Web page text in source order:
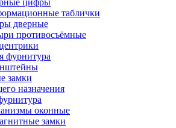
цифры
таблички
дверные
противосъёмные
фурнитура
замки
назначения
оконные
замки